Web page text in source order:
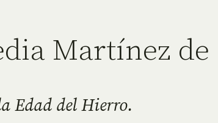
Martínez de
Edad del Hierro.